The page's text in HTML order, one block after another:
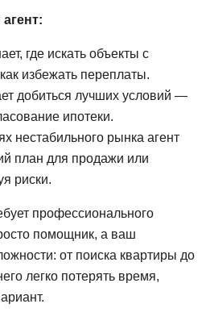
где искать объекты с
избежать переплаты.
добиться лучших условий —
ипотеки.
нестабильного рынка агент
план для продажи или
риски.
профессионального
помощник, а ваш
от поиска квартиры до
легко потерять время,